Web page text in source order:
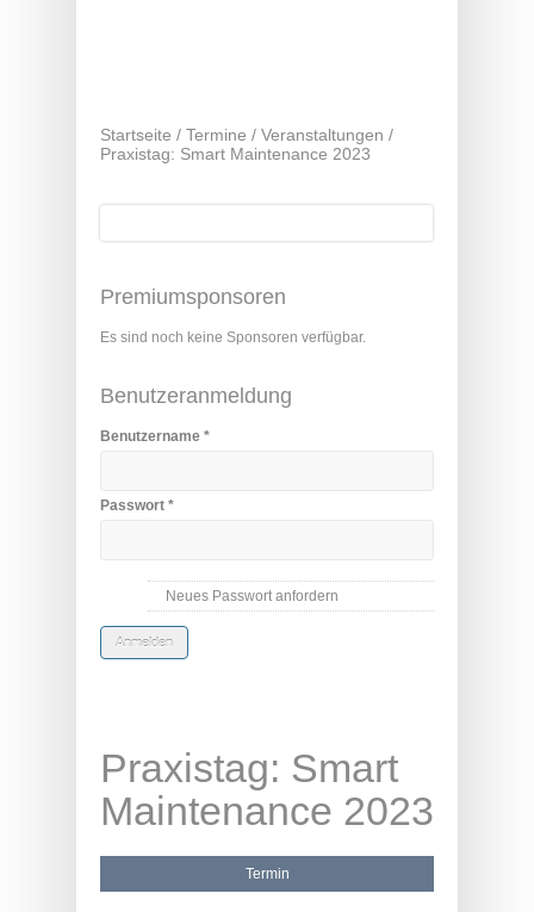
Startseite / Termine / Veranstaltungen /
Praxistag: Smart Maintenance 2023
Suche
Premiumsponsoren
Es sind noch keine Sponsoren verfügbar.
Benutzeranmeldung
Benutzername *
Passwort *
Neues Passwort anfordern
Praxistag: Smart
Maintenance 2023
Termin